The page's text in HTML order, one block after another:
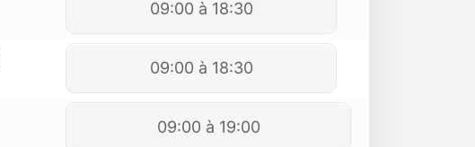
09:00 à 18:30
09:00 à 18:30
09:00 à 19:00